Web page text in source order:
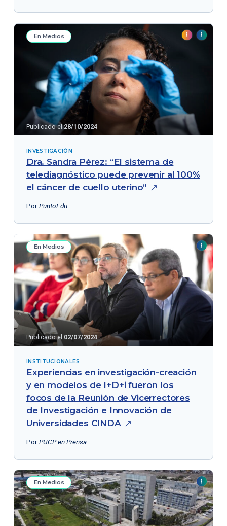
En Medios
Publicado el28/10/2024
INVESTIGACIÓN
Dra. Sandra Pérez: “El sistema de
telediagnóstico puede prevenir al 100%
el cáncer de cuello uterino”
PorPuntoEdu
En Medios
Publicado el 02/07/2024
INSTITUCIONALES
Experiencias en investigación-creación
y en modelos de I+D+i fueron los
focos de la Reunión de Vicerrectores
de Investigación e Innovación de
Universidades CINDA
PorPUCP en Prensa
En Medios